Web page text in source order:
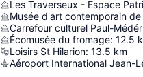
Musée d'art contemporain
Carrefour culturel Paul-
Écomusée du fromage: 12.5
Loisirs St Hilarion: 13.5 km
Aéroport International Jean-